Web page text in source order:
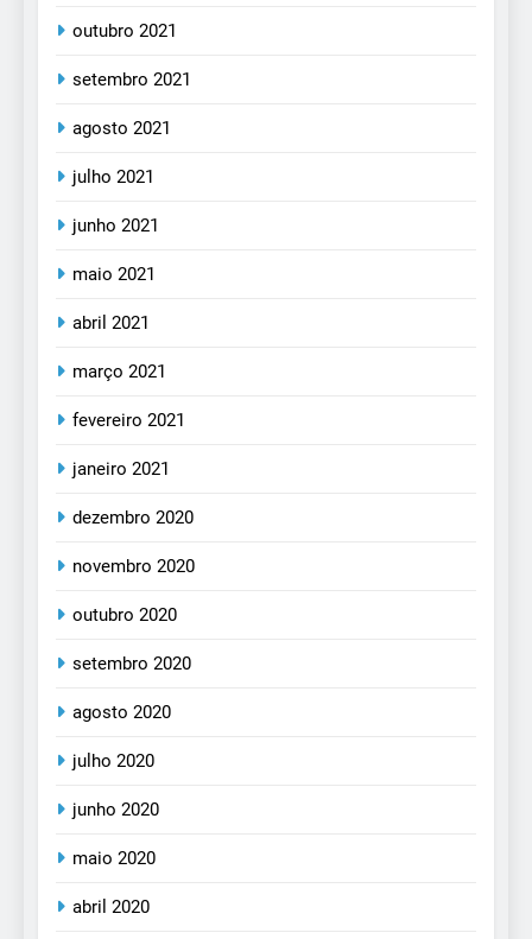
outubro 2021
setembro 2021
agosto 2021
julho 2021
junho 2021
maio 2021
abril 2021
março 2021
fevereiro 2021
janeiro 2021
dezembro 2020
novembro 2020
outubro 2020
setembro 2020
agosto 2020
julho 2020
junho 2020
maio 2020
abril 2020